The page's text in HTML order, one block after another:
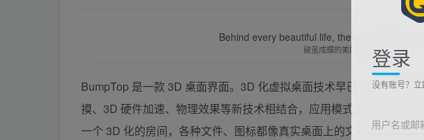
Behind every beautiful life, there has been
破茧成蝶的美好生活都有伤痛
BumpTop 是一款 3D 桌面界面。3D 化虚拟桌面技术早已有之，但
摸、3D 硬件加速、物理效果等新技术相结合，应用模式上也有了多
一个 3D 化的房间，各种文件、图标都像真实桌面上的文档一样散布
登录
没有账号？
用户名或邮